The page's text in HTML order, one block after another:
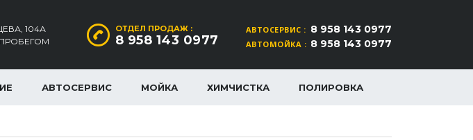
АВТОСЕРВИС : 8 958 143 0977
АВТОМОЙКА : 8 958 143 0977
ОТДЕЛ ПРОДАЖ :
8 958 143 0977
104А
АВТОСЕРВИС МОЙКА ХИМЧИСТКА ПОЛИРОВКА